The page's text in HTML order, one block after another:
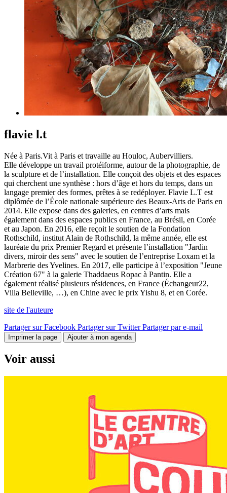
flavie l.t
Née à Paris.Vit à Paris et travaille au Houloc, Aubervilliers.
Elle développe un travail protéiforme, autour de la photographie, de
la sculpture et de l’installation. Elle conçoit des objets et des espaces
qui cherchent une synthèse : hors d’âge et hors du temps, dans un
langage premier des formes, prêtes à se redéployer. Flavie L.T est
diplômée de l’École nationale supérieure des Beaux-Arts de Paris en
2014. Elle expose dans des galeries, en centres d’arts mais
également dans des espaces publics en France, au Brésil, en Corée
et au Japon. En 2016, elle reçoit le soutien de la Fondation
Rothschild, institut Alain de Rothschild, la même année, elle est
lauréate du prix Premier Regard et présente l’installation "Jardin
divers, miroir des sens" avec le soutien de l’entreprise Loxam et la
Marbrerie des Yvelines. En 2017, elle participe à l’exposition "Jeune
Création 67" à la galerie Thaddaeus Ropac à Pantin. Elle a
également réalisé plusieurs résidences, en France (Échangeur22,
Villa Belleville, …), en Chine avec le prix Yishu 8, et en Corée.
site de l'auteure
Partager sur Facebook Partager sur Twitter Partager par e-mail
Imprimer la page Ajouter à mon agenda
Voir aussi